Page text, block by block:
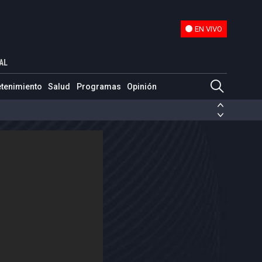
EN VIVO
Salud Programas Opinión
años de historia